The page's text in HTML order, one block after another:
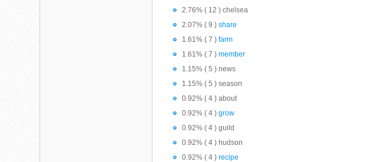
2.76% ( 12 ) chelsea
2.07% ( 9 )share
1.61% ( 7 )farm
1.61% ( 7 )member
1.15% ( 5 ) news
1.15% ( 5 ) season
0.92% ( 4 ) about
0.92% ( 4 )grow
0.92% ( 4 ) guild
0.92% ( 4 ) hudson
0.92% ( 4 )recipe